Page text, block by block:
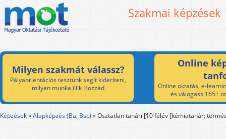
Szakmai képzések
Milyen szakmát válassz?
Pályaorientációs tesztünk segít kideríteni,
milyen munka illik Hozzád
Online
Online oktatás, e-
és válogass 165+
Képzések»Alapképzés (Ba, Bsc) »Osztatlan tanári [10 félév [kémiatanár;